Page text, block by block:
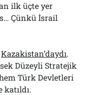
ilk üçte yer
Çünkü İsrail
Kazakistan’daydı.
Düzeyli Stratejik
Türk Devletleri
katıldı.